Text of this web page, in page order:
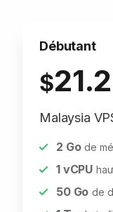
Débutant
$21.2
Malaysia
2 Go de
1vCPU
50Go de